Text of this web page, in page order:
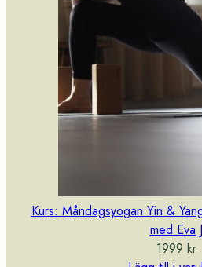
Kurs: Måndagsyogan Yin &
med Eva J
1999 kr